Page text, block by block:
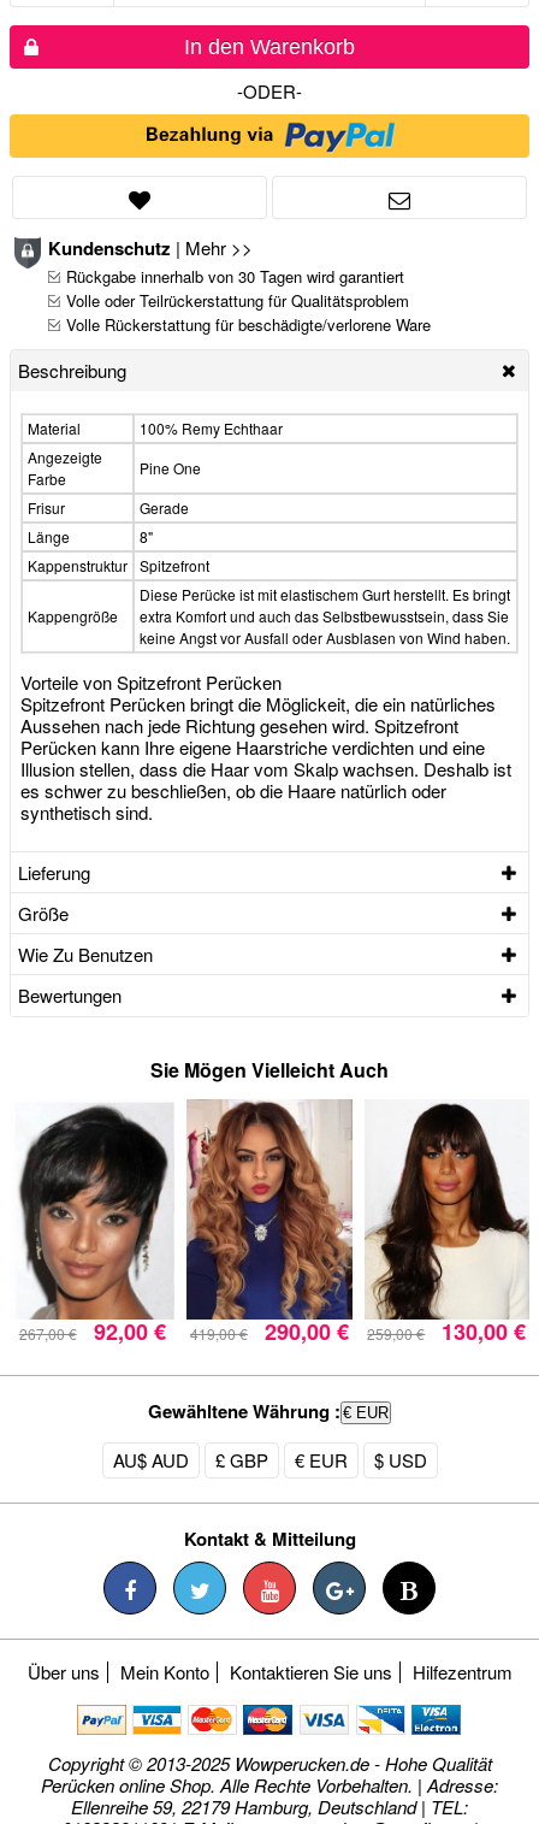
In den Warenkorb
-ODER-
Kundenschutz | Mehr >>
Rückgabe innerhalb von 30 Tagen wird garantiert
Volle oder Teilrückerstattung für Qualitätsproblem
Volle Rückerstattung für beschädigte/verlorene Ware
Beschreibung
Material
100% Remy Echthaar
Angezeigte
Farbe
Pine One
Frisur
Gerade
Länge
8"
Kappenstruktur Spitzefront
Kappengröße
Diese Perücke ist mit elastischem Gurt herstellt. Es bringt
extra Komfort und auch das Selbstbewusstsein, dass Sie
keine Angst vor Ausfall oder Ausblasen von Wind haben.
Vorteile von Spitzefront Perücken
Spitzefront Perücken bringt die Möglickeit, die ein natürliches
Aussehen nach jede Richtung gesehen wird. Spitzefront
Perücken kann Ihre eigene Haarstriche verdichten und eine
Illusion stellen, dass die Haar vom Skalp wachsen. Deshalb ist
es schwer zu beschließen, ob die Haare natürlich oder
synthetisch sind.
Lieferung
Größe
Wie Zu Benutzen
Bewertungen
Sie Mögen Vielleicht Auch
267,00 € 92,00 € 419,00 € 290,00 € 259,00 € 130,00 €
Gewähltene Währung : € EUR
AU$ AUD £ GBP € EUR $ USD
Kontakt & Mitteilung
Über uns Mein Konto Kontaktieren Sie uns Hilfezentrum
Copyright © 2013-2025 Wowperucken.de - Hohe Qualität
Perücken online Shop. Alle Rechte Vorbehalten. | Adresse:
Ellenreihe 59, 22179 Hamburg, Deutschland | TEL: